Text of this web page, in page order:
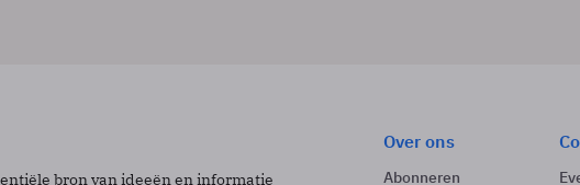
bron van ideeën en informatie
Over ons
Abonneren